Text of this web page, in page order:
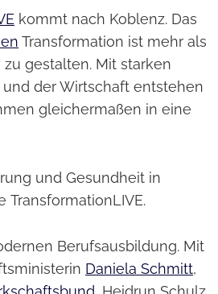
kommt nach Koblenz. Das
Transformation ist mehr als
gestalten. Mit starken
der Wirtschaft entstehen
gleichermaßen in eine
und Gesundheit in
TransformationLIVE.
Berufsausbildung. Mit
Daniela Schmitt,